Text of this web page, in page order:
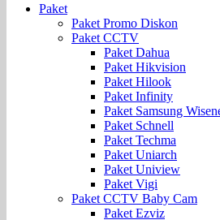
Paket
Paket Promo Diskon
Paket CCTV
Paket Dahua
Paket Hikvision
Paket Hilook
Paket Infinity
Paket Samsung
Paket Schnell
Paket Techma
Paket Uniarch
Paket Uniview
Paket Vigi
Paket CCTV Baby Cam
Paket Ezviz